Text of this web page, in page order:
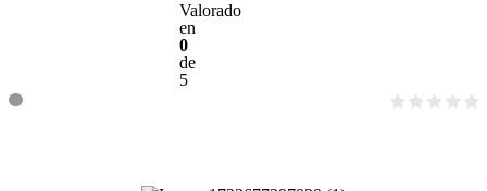
Valorado
en
0
de
5